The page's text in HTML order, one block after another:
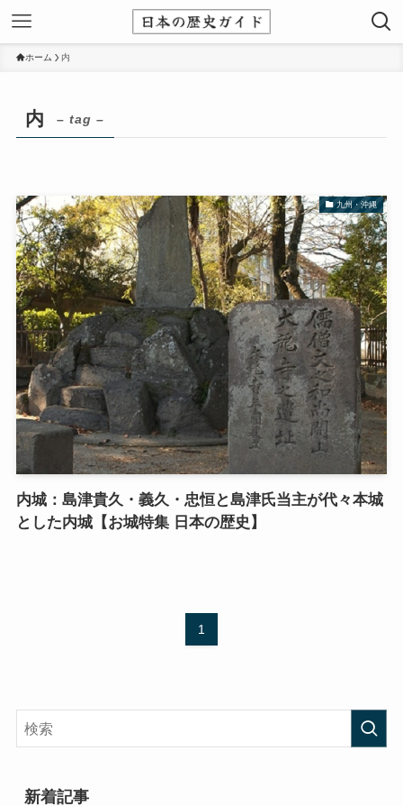
ホーム 内
内 – tag –
九州・沖縄
内城：島津貴久・義久・忠恒と島津氏当主が代々本城
とした内城【お城特集 日本の歴史】
1
新着記事